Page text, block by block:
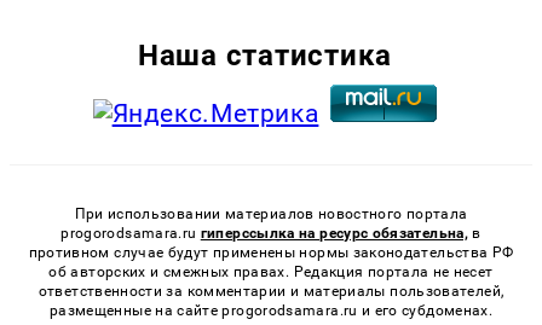
Наша статистика
При использовании материалов новостного портала
progorodsamara.ru гиперссылка на ресурс обязательна, в
противном случае будут применены нормы законодательства РФ
об авторских и смежных правах. Редакция портала не несет
ответственности за комментарии и материалы пользователей,
размещенные на сайте progorodsamara.ru и его субдоменах.